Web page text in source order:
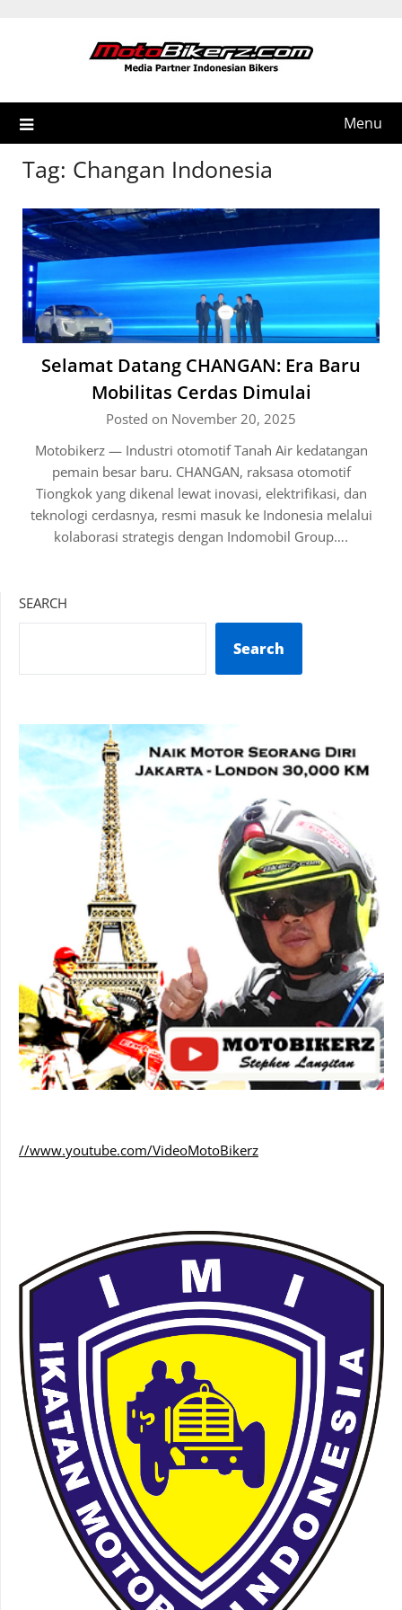
Menu
Tag: Changan Indonesia
Selamat Datang CHANGAN: Era Baru
Mobilitas Cerdas Dimulai
Posted on November 20, 2025
Motobikerz — Industri otomotif Tanah Air kedatangan
pemain besar baru. CHANGAN, raksasa otomotif
Tiongkok yang dikenal lewat inovasi, elektrifikasi, dan
teknologi cerdasnya, resmi masuk ke Indonesia melalui
kolaborasi strategis dengan Indomobil Group….
SEARCH
Search
//www.youtube.com/VideoMotoBikerz